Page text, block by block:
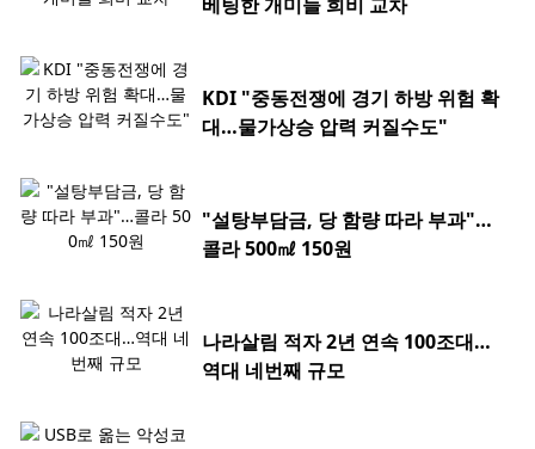
베팅한 개미들 희비 교차
KDI "중동전쟁에 경기 하방 위험 확
대…물가상승 압력 커질수도"
"설탕부담금, 당 함량 따라 부과"…
콜라 500㎖ 150원
나라살림 적자 2년 연속 100조대…
역대 네번째 규모